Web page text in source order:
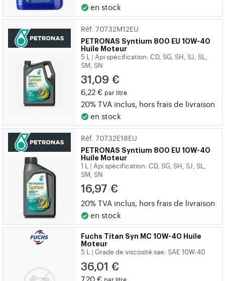
en stock
Réf. 70732M12EU
PETRONAS Syntium 800 EU 10W-40
Huile Moteur
5 L
Api spécification: CD, SG, SH, SJ, SL,
SM, SN
31,09 €
6,22 € par litre
20% TVA inclus, horsfrais de livraison
en stock
Réf. 70732E18EU
PETRONAS Syntium 800 EU 10W-40
Huile Moteur
1 L
Api spécification: CD, SG, SH, SJ, SL,
SM, SN
16,97 €
20% TVA inclus, horsfrais de livraison
en stock
Fuchs Titan Syn MC 10W-40 Huile
Moteur
5 L Grade de viscosité sae: SAE 10W-40
36,01 €
7,20 € par litre